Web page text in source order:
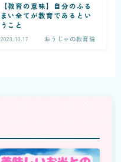
【教育の意味】自分のふる
まい全てが教育であるとい
うこと
2023.10.17 おうじゃの教育論